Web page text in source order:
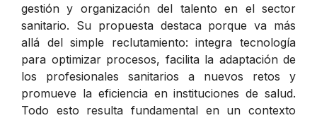
gestión y organización del talento en el sector
sanitario. Su propuesta destaca porque va más
allá del simple reclutamiento: integra tecnología
para optimizar procesos, facilita la adaptación de
los profesionales sanitarios a nuevos retos y
promueve la eficiencia en instituciones de salud.
Todo esto resulta fundamental en un contexto